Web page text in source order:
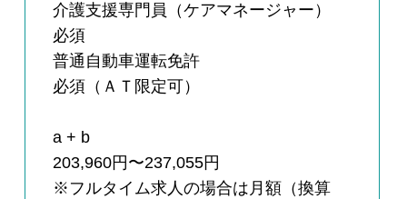
介護支援専門員（ケアマネージャー）
必須
普通自動車運転免許
必須（ＡＴ限定可）
a + b
203,960円〜237,055円
※フルタイム求人の場合は月額（換算